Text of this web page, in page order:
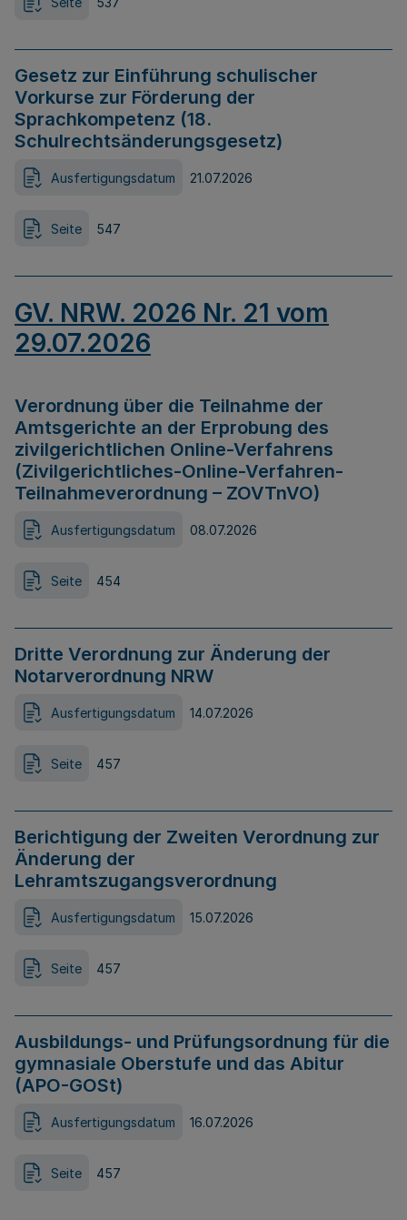
Gesetz zur Einführung schulischer
Vorkurse zur Förderung der
Sprachkompetenz (18.
Schulrechtsänderungsgesetz)
Ausfertigungsdatum 21.07.2026
Seite 547
GV. NRW. 2026 Nr. 21 vom
29.07.2026
Verordnung über die Teilnahme der
Amtsgerichte an der Erprobung des
zivilgerichtlichen Online-Verfahrens
(Zivilgerichtliches-Online-Verfahren-
Teilnahmeverordnung – ZOVTnVO)
Ausfertigungsdatum 08.07.2026
Seite 454
Dritte Verordnung zur Änderung der
Notarverordnung NRW
Ausfertigungsdatum 14.07.2026
Seite 457
Berichtigung der Zweiten Verordnung zur
Änderung der
Lehramtszugangsverordnung
Ausfertigungsdatum 15.07.2026
Seite 457
Ausbildungs- und Prüfungsordnung für die
gymnasiale Oberstufe und das Abitur
(APO-GOSt)
Ausfertigungsdatum 16.07.2026
Seite 457